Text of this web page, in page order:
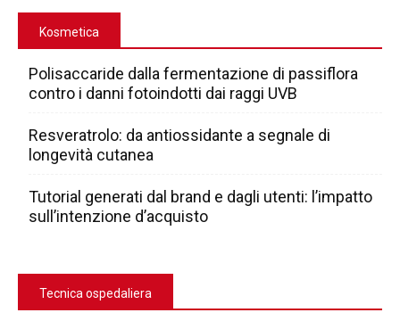
Kosmetica
Polisaccaride dalla fermentazione di passiflora
contro i danni fotoindotti dai raggi UVB
Resveratrolo: da antiossidante a segnale di
longevità cutanea
Tutorial generati dal brand e dagli utenti: l’impatto
sull’intenzione d’acquisto
Tecnica ospedaliera